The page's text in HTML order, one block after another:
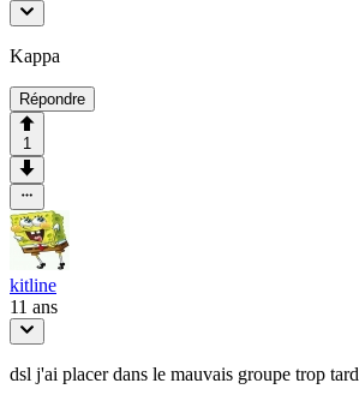
Kappa
Répondre
1
kitline
11 ans
dsl j'ai placer dans le mauvais groupe trop tard